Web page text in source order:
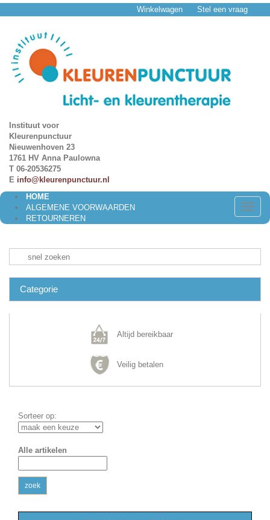
Winkelwagen Stel een vraag
Instituut voor
Kleurenpunctuur
Nieuwenhoven 23
1761 HV Anna Paulowna
T 06-20536275
E info@kleurenpunctuur.nl
Toggle
HOME
ALGEMENE VOORWAARDEN
RETOURNEREN
Categorie
Altijd bereikbaar
Veilig betalen
Sorteer op:
Alle artikelen
zoek